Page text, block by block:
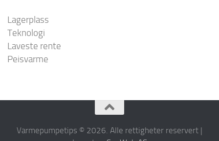
Lagerplass
Teknologi
Laveste rente
Peisvarme
Varmepumpetips © 2026. Alle rettigheter reservert |